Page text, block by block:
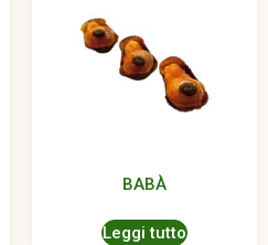
BABÀ
Leggi tutto